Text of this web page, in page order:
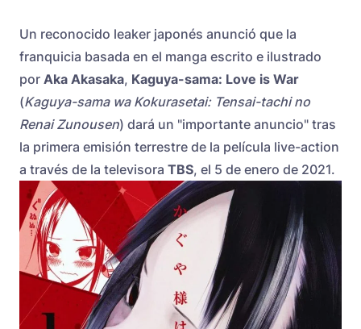
Un reconocido leaker japonés anunció que la
franquicia basada en el manga escrito e ilustrado
por Aka Akasaka, Kaguya-sama: Love is War
(Kaguya-sama wa Kokurasetai: Tensai-tachi no
Renai Zunousen) dará un "importante anuncio" tras
la primera emisión terrestre de la película live-action
a través de la televisora TBS, el 5 de enero de 2021.